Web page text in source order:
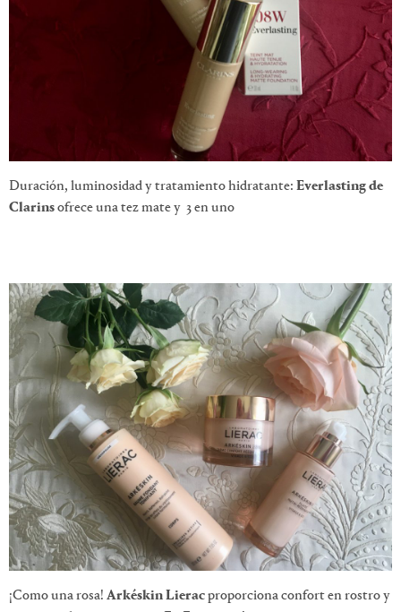
Duración, luminosidad y tratamiento hidratante: Everlasting de
Clarinsofrece una tez mate y 3 en uno
¡Como una rosa! Arkéskin Lieracproporciona confort en rostro y